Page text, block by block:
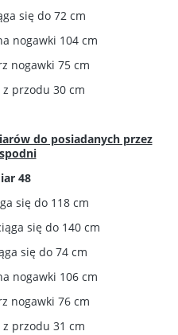
się do 72 cm
nogawki 104 cm
nogawki 75 cm
przodu 30 cm
do posiadanych przez
48
się do 118 cm
się do 140 cm
się do 74 cm
nogawki 106 cm
nogawki 76 cm
przodu 31 cm